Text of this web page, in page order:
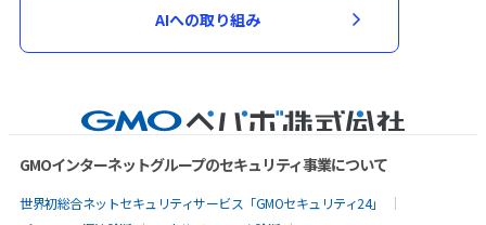
AIへの取り組み
GMOインターネットグループのセキュリティ事業について
世界初総合ネットセキュリティサービス「GMOセキュリティ24」